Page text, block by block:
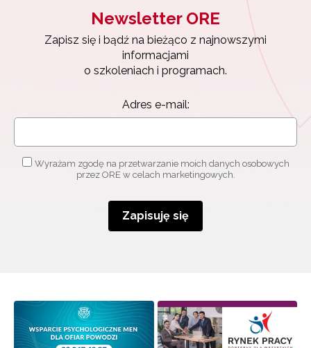
Newsletter ORE
Zapisz się i bądź na bieżąco z najnowszymi
informacjami
o szkoleniach i programach.
Adres e-mail:
Wyrażam zgodę na przetwarzanie moich danych osobowych
przez ORE w celach marketingowych.
Zapisuję się